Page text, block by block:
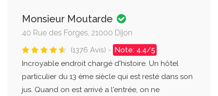
Monsieur Moutarde
40 Rue des Forges, 21000 Dijon
(1376 Avis) - Note: 4.4/5
Incroyable endroit chargé d'histoire. Un hôtel
particulier du 13 ème siècle qui est resté dans son
jus. Quand on est arrivé a l'entrée, on ne